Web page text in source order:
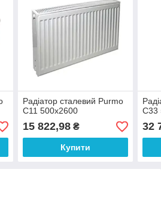
Радіатор сталевий Purmo
C11 500x2600
15 822,98₴
Купити
C33
32